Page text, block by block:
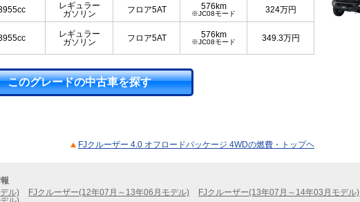
レギュラー
ガソリン
フロア5AT 576km
※JC08モード 324万円
レギュラー
ガソリン
フロア5AT 576km
※JC08モード 349.3万円
このグレードの中古車を探す
FJクルーザー 4.0 オフロードパッケージ 4WDの燃費・トップヘ
ル)
FJクルーザー(12年07月～13年06月モデル)
FJクルーザー(13年07月～14年03月モデル)